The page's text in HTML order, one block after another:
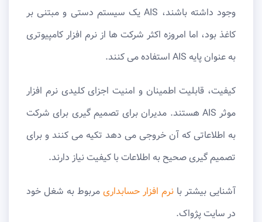
وجود داشته باشند، AIS یک سیستم دستی و مبتنی بر
کاغذ بود، اما امروزه اکثر شرکت ها از نرم افزار کامپیوتری
به عنوان پایه AIS استفاده می کنند.
کیفیت، قابلیت اطمینان و امنیت اجزای کلیدی نرم افزار
موثر AIS هستند. مدیران برای تصمیم گیری برای شرکت
به اطلاعاتی که آن خروجی می دهد تکیه می کنند و برای
تصمیم گیری صحیح به اطلاعات با کیفیت نیاز دارند.
آشنایی بیشتر با نرم افزار حسابداری مربوط به شغل خود
در سایت پژواک.